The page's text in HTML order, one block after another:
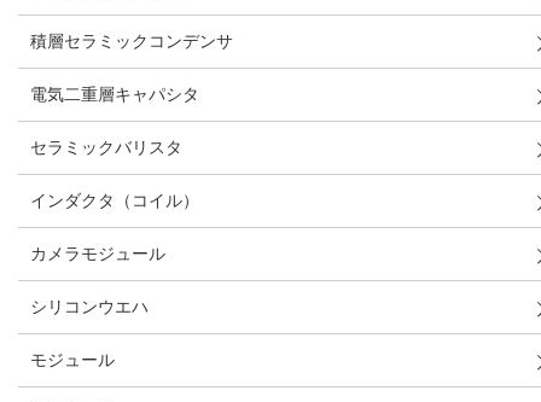
積層セラミックコンデンサ
電気二重層キャパシタ
セラミックバリスタ
インダクタ（コイル）
カメラモジュール
シリコンウエハ
モジュール